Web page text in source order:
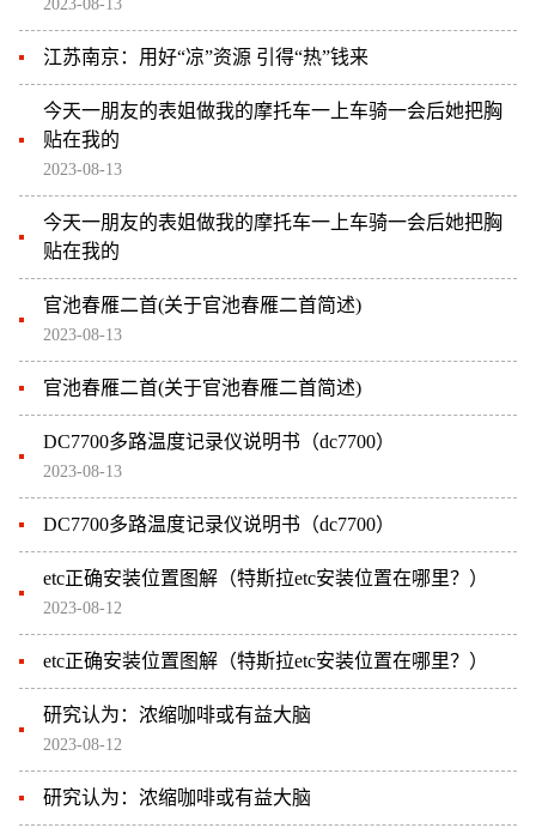
2023-08-13
江苏南京：用好“凉”资源 引得“热”钱来
今天一朋友的表姐做我的摩托车一上车骑一会后她把胸
贴在我的
2023-08-13
今天一朋友的表姐做我的摩托车一上车骑一会后她把胸
贴在我的
官池春雁二首(关于官池春雁二首简述)
2023-08-13
官池春雁二首(关于官池春雁二首简述)
DC7700多路温度记录仪说明书（dc7700）
2023-08-13
DC7700多路温度记录仪说明书（dc7700）
etc正确安装位置图解（特斯拉etc安装位置在哪里？）
2023-08-12
etc正确安装位置图解（特斯拉etc安装位置在哪里？）
研究认为：浓缩咖啡或有益大脑
2023-08-12
研究认为：浓缩咖啡或有益大脑